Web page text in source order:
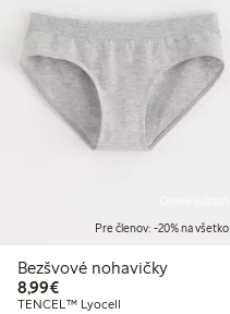
Pre členov: -20% na všetko
Bezšvové nohavičky
8,99€8,99 €
TENCEL™ Lyocell